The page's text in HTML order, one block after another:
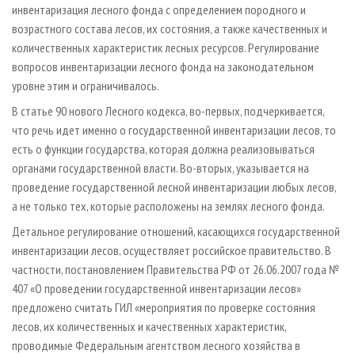
инвентаризация лесного фонда с определением породного и
возрастного состава лесов, их состояния, а также качественных и
количественных характеристик лесных ресурсов. Регулирование
вопросов инвентаризации лесного фонда на законодательном
уровне этим и ограничивалось.
В статье 90 нового Лесного кодекса, во-первых, подчеркивается,
что речь идет именно о государственной инвентаризации лесов, то
есть о функции государства, которая должна реализовываться
органами государственной власти. Во-вторых, указывается на
проведение государственной лесной инвентаризации любых лесов,
а не только тех, которые расположены на землях лесного фонда.
Детальное регулирование отношений, касающихся государственной
инвентаризации лесов, осуществляет российское правительство. В
частности, постановлением Правительства РФ от 26.06.2007 года №
407 «О проведении государственной инвентаризации лесов»
предложено считать ГИЛ «мероприятия по проверке состояния
лесов, их количественных и качественных характеристик,
проводимые Федеральным агентством лесного хозяйства в